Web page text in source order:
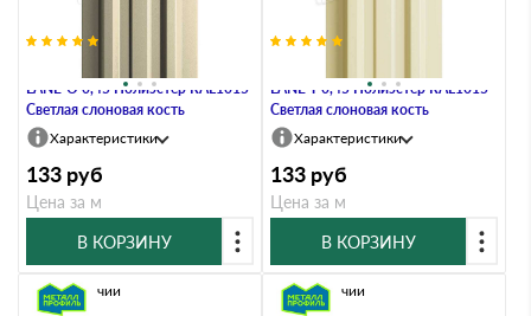
LАNE-O 0,45 Полиэстер RAL1015
Светлая слоновая кость
Характеристики
133 руб
Цена за м
В КОРЗИНУ
LАNE-T 0,45 Полиэстер RAL1015
Светлая слоновая кость
Характеристики
133 руб
Цена за м
В КОРЗИНУ
В наличии В наличии